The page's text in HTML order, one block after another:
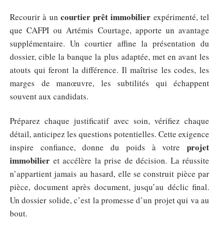
Recourir à un courtier prêt immobilier expérimenté, tel
que CAFPI ou Artémis Courtage, apporte un avantage
supplémentaire. Un courtier affine la présentation du
dossier, cible la banque la plus adaptée, met en avant les
atouts qui feront la différence. Il maîtrise les codes, les
marges de manœuvre, les subtilités qui échappent
souvent aux candidats.
Préparez chaque justificatif avec soin, vérifiez chaque
détail, anticipez les questions potentielles. Cette exigence
inspire confiance, donne du poids à votre projet
immobilier et accélère la prise de décision. La réussite
n’appartient jamais au hasard, elle se construit pièce par
pièce, document après document, jusqu’au déclic final.
Un dossier solide, c’est la promesse d’un projet qui va au
bout.